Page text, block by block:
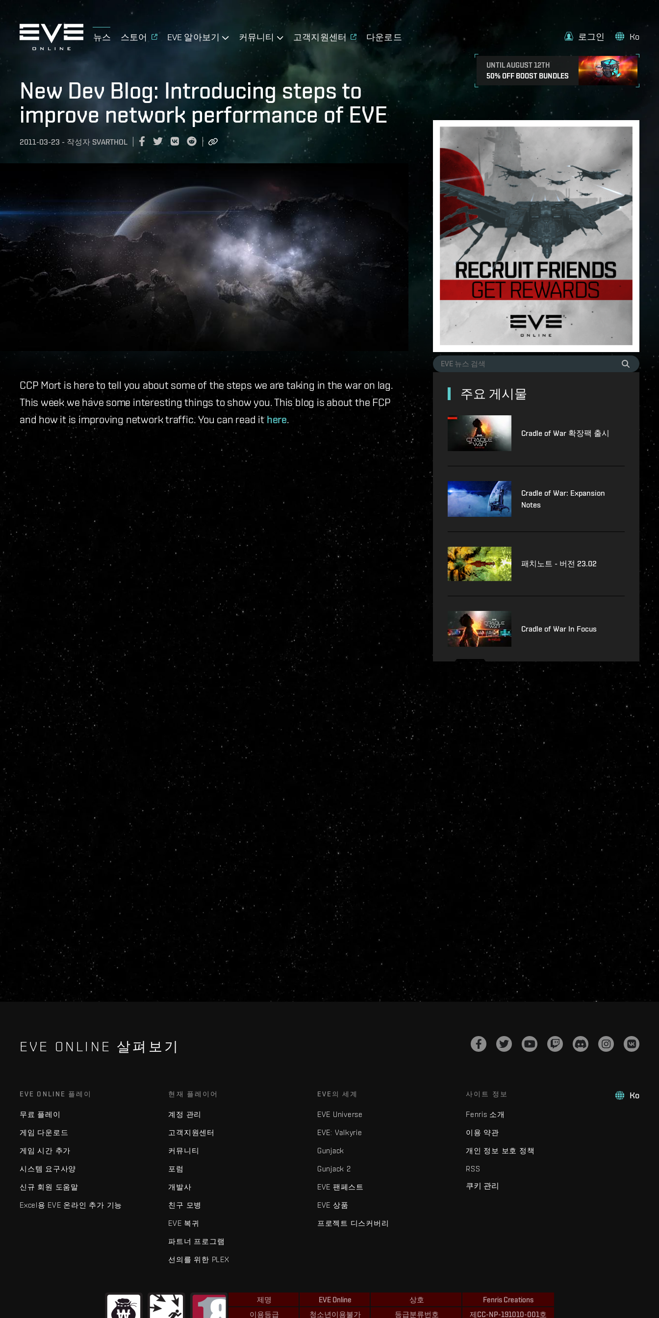
뉴스 스토어 EVE 알아보기 커뮤니티 고객지원센터 다운로드
UNTIL AUGUST 12TH
50% OFF BOOST BUNDLES
로그인 Ko
New Dev Blog: Introducing steps to
improve network performance of EVE
2011-03-23 - 작성자 SVARTHOL
CCP Mort is here to tell you about some of the steps we are taking in the war on lag.
This week we have some interesting things to show you. This blog is about the FCP
and how it is improving network traffic. You can read ithere.
주요 게시물
Cradle of War 확장팩 출시
Cradle of War: Expansion
Notes
패치노트 - 버전 23.02
Cradle of War In Focus
EVE ONLINE 살펴보기
Ko
EVE ONLINE 플레이
무료 플레이
게임 다운로드
게임 시간 추가
시스템 요구사양
신규 회원 도움말
Excel용 EVE 온라인 추가 기능
현재 플레이어
계정 관리
고객지원센터
커뮤니티
포럼
개발사
친구 모병
EVE 복귀
파트너 프로그램
선의를 위한 PLEX
EVE의 세계
EVE Universe
EVE: Valkyrie
Gunjack
Gunjack 2
EVE 팬페스트
EVE 상품
프로젝트 디스커버리
사이트 정보
Fenris 소개
이용 약관
개인 정보 보호 정책
RSS
쿠키 관리
제명
EVE Online
이용등급
청소년이용불가
상호
Fenris Creations
등급분류번호
제CC-NP-191010-001호